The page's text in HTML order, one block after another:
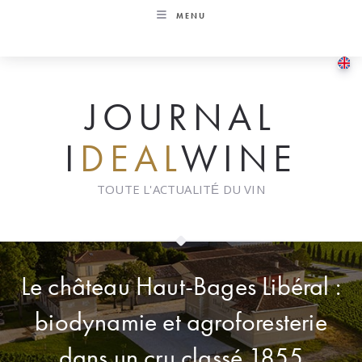
MENU
JOURNAL
I DEALWINE
TOUTE L'ACTUALITÉ DU VIN
Le château Haut-Bages Libéral :
biodynamie et agroforesterie